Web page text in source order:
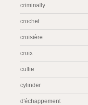
criminally
crochet
croisière
croix
cuffie
cylinder
d'échappement